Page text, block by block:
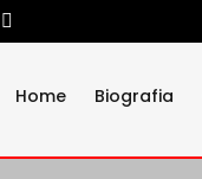
Home Biografia